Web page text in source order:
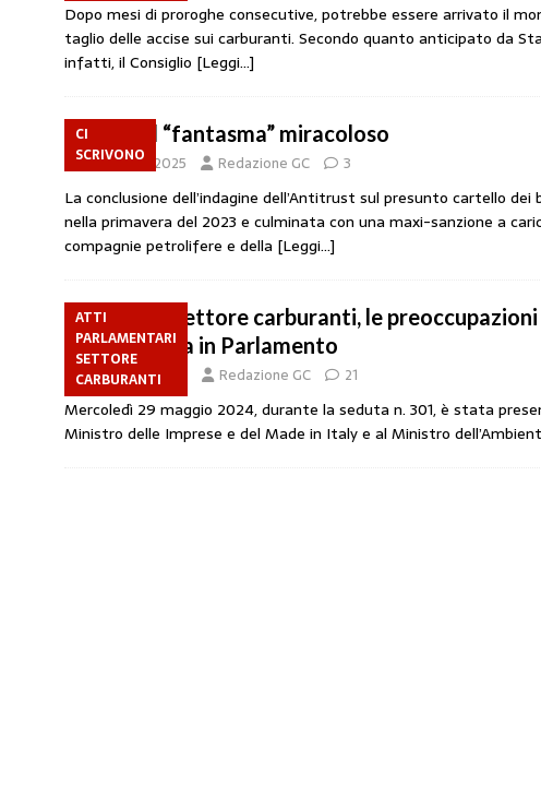
amministrato»
MERCATO PREZZI CARBURANTI
[ 31 Luglio 2026 ]
IP rinnova l’accordo con i
[ 30 Luglio 2026 ] Carburanti, i sindacati al Mimit:
responsabilità”
COMUNICATI STAMPA
[ 29 Luglio 2026 ] Taglio delle accise, il prezzo è
MERCATO PREZZI CARBURANTI
CARBURANTI. CONTROLLI SUI
COMUNICATI STAMPA
Dopo mesi di proroghe consecutive, potrebbe essere arrivato il
taglio delle accise sui carburanti. Secondo quanto anticipato da
infatti, il Consiglio [Leggi…]
CI
SCRIVONO
Parin, il “fantasma” miracoloso
5 Ottobre 2025 Redazione GC 3
La conclusione dell’indagine dell’Antitrust sul presunto cartello
nella primavera del 2023 e culminata con una maxi-sanzione a
compagnie petrolifere e della [Leggi…]
ATTI
PARLAMENTARI
SETTORE
CARBURANTI
Riforma settore carburanti, le preoccupazioni
interpellanza in Parlamento
31 Maggio 2024 Redazione GC 21
Mercoledì 29 maggio 2024, durante la seduta n. 301, è stata
Ministro delle Imprese e del Made in Italy e al Ministro